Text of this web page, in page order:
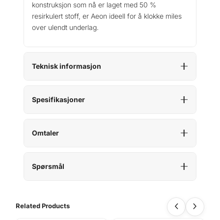
konstruksjon som nå er laget med 50 %
resirkulert stoff, er Aeon ideell for å klokke miles
over ulendt underlag.
Teknisk informasjon
Spesifikasjoner
Omtaler
Spørsmål
Related Products